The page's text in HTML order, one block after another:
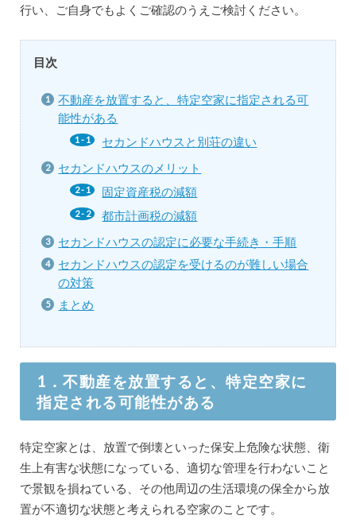
行い、ご自身でもよくご確認のうえご検討ください。
目次
不動産を放置すると、特定空家に指定される可
能性がある
セカンドハウスと別荘の違い
セカンドハウスのメリット
固定資産税の減額
都市計画税の減額
セカンドハウスの認定に必要な手続き・手順
セカンドハウスの認定を受けるのが難しい場合
の対策
まとめ
1．不動産を放置すると、特定空家に
指定される可能性がある
特定空家とは、放置で倒壊といった保安上危険な状態、衛
生上有害な状態になっている、適切な管理を行わないこと
で景観を損ねている、その他周辺の生活環境の保全から放
置が不適切な状態と考えられる空家のことです。